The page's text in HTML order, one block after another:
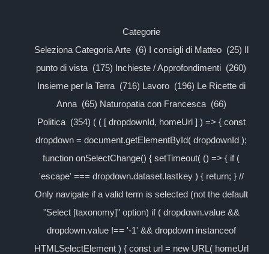
Categorie
Seleziona Categoria Arte (6) I consigli di Matteo (25) Il
punto di vista (175) Inchieste / Approfondimenti (260)
Insieme per la Terra (716) Lavoro (196) Le Ricette di
Anna (65) Naturopatia con Francesca (66)
Politica (354) ( ( [ dropdownId, homeUrl ] ) => { const
dropdown = document.getElementById( dropdownId );
function onSelectChange() { setTimeout( () => { if (
'escape' === dropdown.dataset.lastkey ) { return; } //
Only navigate if a valid term is selected (not the default
"Select [taxonomy]" option) if ( dropdown.value &&
dropdown.value !== '-1' && dropdown instanceof
HTMLSelectElement ) { const url = new URL( homeUrl